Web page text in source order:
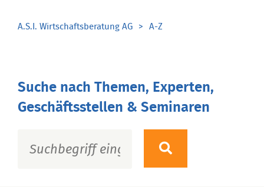
A.S.I. Wirtschaftsberatung AG A-Z
Suche nach Themen, Experten,
Geschäftsstellen & Seminaren